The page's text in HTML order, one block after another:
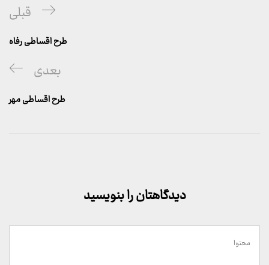
پست
قبلی
قبلی
طرح اقساطی رفاه
پست
بعدی
بعدی
طرح اقساطی مهر
دیدگاهتان را بنویسید